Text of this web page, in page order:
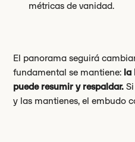
métricas de vanidad.
El panorama seguirá
fundamental se mantiene: la
puede resumir y respaldar.
y las mantienes, el embudo